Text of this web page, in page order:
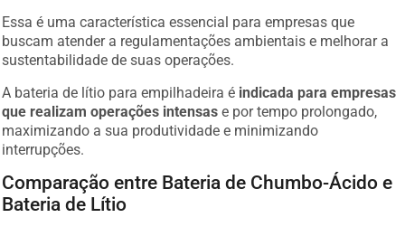
Essa é uma característica essencial para empresas que
buscam atender a regulamentações ambientais e melhorar a
sustentabilidade de suas operações.
A bateria de lítio para empilhadeira é indicada para empresas
que realizam operações intensas e por tempo prolongado,
maximizando a sua produtividade e minimizando
interrupções.
Comparação entre Bateria de Chumbo-Ácido e
Bateria de Lítio